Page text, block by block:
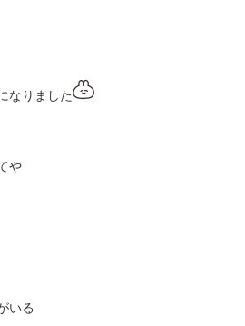
なりました
や
いる